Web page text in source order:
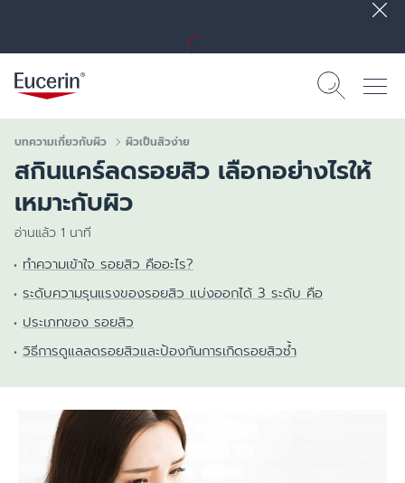
บทความเกี่ยวกับผิว ผิวเป็นสิวง่าย
สกินแคร์ลดรอยสิว เลือกอย่างไรให้
เหมาะกับผิว
อ่านแล้ว 1 นาที
ทำความเข้าใจ รอยสิว คืออะไร?
ระดับความรุนแรงของรอยสิว แบ่งออกได้ 3 ระดับ คือ
ประเภทของ รอยสิว
วิธีการดูแลลดรอยสิวและป้องกันการเกิดรอยสิวซ้ำ